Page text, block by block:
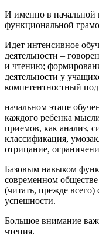
И именно в начальной
функциональной
Идет интенсивное
деятельности –
и чтению;
деятельности у
компетентностный
начальном этапе
каждого ребенка
приемов, как анализ,
классификация,
отрицание,
Базовым навыком
современном
(читать, прежде всего)
успешности.
Большое внимание
чтения.